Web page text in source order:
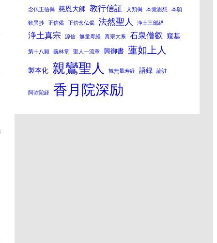
念仏正信偈 慈恩大師 教行信証 文類偈 本覚思想 本願
歎異抄 正信偈 正信念仏偈 法然聖人 浄土三部経
浄土真宗 源信 無量寿経 真宗大系 石泉僧叡 窺基
第十八願 義林章 聖人一流章 興御書 蓮如上人
製本化 親鸞聖人 観無量寿経 語録 論註
阿弥陀経 香月院深励